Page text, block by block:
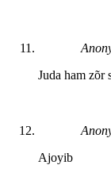
Juda ham zõr
Ajoyib